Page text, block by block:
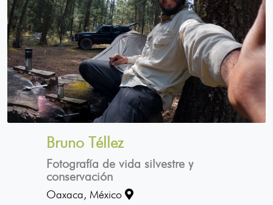
Bruno Téllez
Fotografía de vida silvestre y
conservación
Oaxaca, México